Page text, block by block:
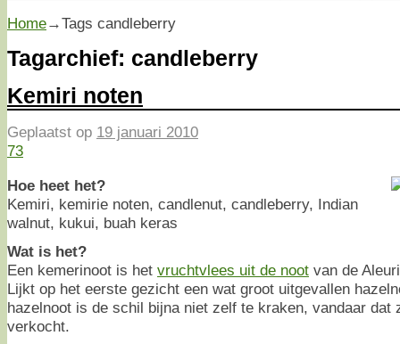
Home→Tags candleberry
Tagarchief: candleberry
Kemiri noten
Geplaatst op 19 januari 2010
73
Hoe heet het?
Kemiri, kemirie noten, candlenut, candleberry, Indian
walnut, kukui, buah keras
Wat is het?
Een kemerinoot is het vruchtvlees uit de noot van de
Lijkt op het eerste gezicht een wat groot uitgevallen
hazelnoot is de schil bijna niet zelf te kraken, vandaar dat
verkocht.